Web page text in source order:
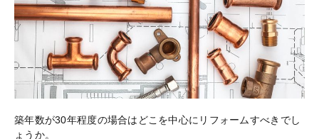
築年数が30年程度の場合はどこを中心にリフォームすべきでし
ょうか。